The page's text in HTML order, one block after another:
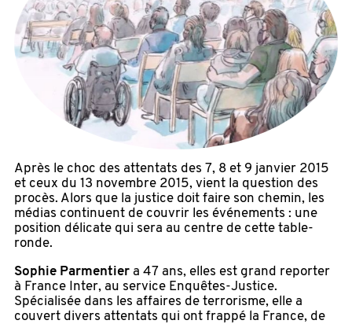
Après le choc des attentats des 7, 8 et 9 janvier 2015
et ceux du 13 novembre 2015, vient la question des
procès. Alors que la justice doit faire son chemin, les
médias continuent de couvrir les événements : une
position délicate qui sera au centre de cette table-
ronde.
Sophie Parmentier a 47 ans, elles est grand reporter
à France Inter, au service Enquêtes-Justice.
Spécialisée dans les affaires de terrorisme, elle a
couvert divers attentats qui ont frappé la France, de